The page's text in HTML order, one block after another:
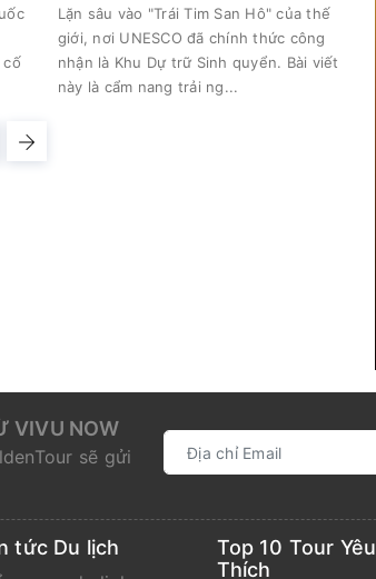
cố
Lặn sâu vào "Trái Tim San Hô" của thế
giới, nơi UNESCO đã chính thức công
nhận là Khu Dự trữ Sinh quyển. Bài viết
này là cẩm nang trải ng...
VIVU NOW
sẽ gửi
tức Du lịch
Top 10 Tour Yêu
Thích